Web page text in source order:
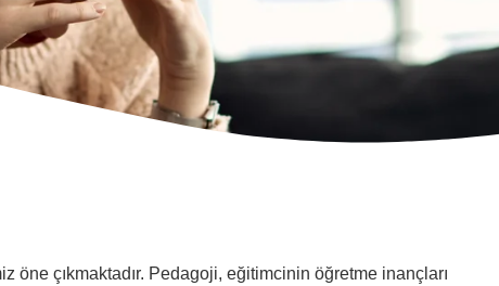
öne çıkmaktadır. Pedagoji, eğitimcinin öğretme inançları